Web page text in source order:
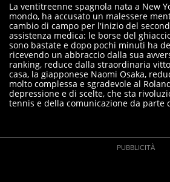
La ventitreenne spagnola nata a New
mondo, ha accusato un malessere
cambio di campo per l'inizio del
assistenza medica: le borse del
sono bastate e dopo pochi minuti ha
ricevendo un abbraccio dalla sua
ranking, reduce dalla straordinaria
casa, la giapponese Naomi Osaka,
molto complessa e sgradevole al
depressione e di scelte, che sta
tennis e della comunicazione da parte